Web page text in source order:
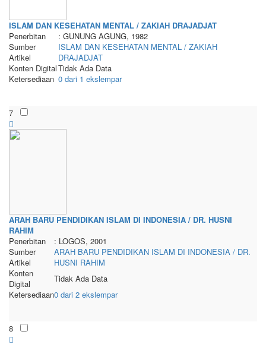
ISLAM DAN KESEHATAN MENTAL / ZAKIAH DRAJADJAT
Penerbitan
: GUNUNG AGUNG, 1982
Sumber
Artikel
ISLAM DAN KESEHATAN MENTAL / ZAKIAH
DRAJADJAT
Konten DigitalTidak Ada Data
Ketersediaan 0 dari 1 ekslempar
7
ARAH BARU PENDIDIKAN ISLAM DI INDONESIA / DR. HUSNI
RAHIM
Penerbitan
: LOGOS, 2001
Sumber
Artikel
ARAH BARU PENDIDIKAN ISLAM DI INDONESIA / DR.
HUSNI RAHIM
Konten
Digital
Tidak Ada Data
Ketersediaan0 dari 2 ekslempar
8